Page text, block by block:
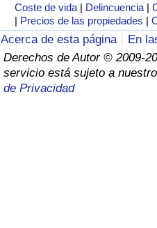
Coste de vida | Delincuencia |
| Precios de las propiedades |
Acerca de esta página
En
Derechos de Autor © 2009-
servicio está sujeto a
de Privacidad
en aqaba
Delincuencia
Calificación del Índice de
(Actual)